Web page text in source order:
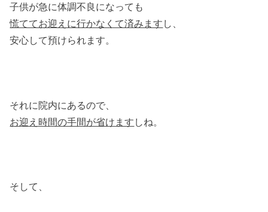
子供が急に体調不良になっても
慌ててお迎えに行かなくて済みます し、
安心して預けられます。
それに院内にあるので、
お迎え時間の手間が省けます しね。
そして、